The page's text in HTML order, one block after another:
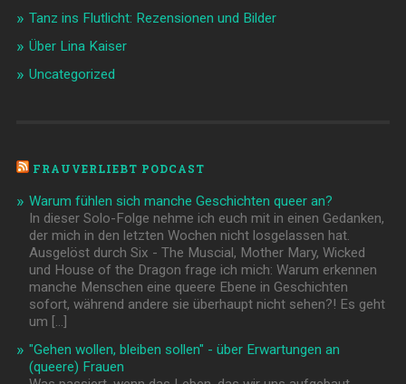
Tanz ins Flutlicht: Rezensionen und Bilder
Über Lina Kaiser
Uncategorized
FRAUVERLIEBT PODCAST
Warum fühlen sich manche Geschichten queer an?
In dieser Solo-Folge nehme ich euch mit in einen Gedanken,
der mich in den letzten Wochen nicht losgelassen hat.
Ausgelöst durch Six - The Muscial, Mother Mary, Wicked
und House of the Dragon frage ich mich: Warum erkennen
manche Menschen eine queere Ebene in Geschichten
sofort, während andere sie überhaupt nicht sehen?! Es geht
um […]
"Gehen wollen, bleiben sollen" - über Erwartungen an
(queere) Frauen